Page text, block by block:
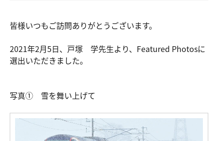
皆様いつもご訪問ありがとうございます。
2021年2月5日、戸塚 学先生より、Featured Photosに
選出いただきました。
写真① 雪を舞い上げて